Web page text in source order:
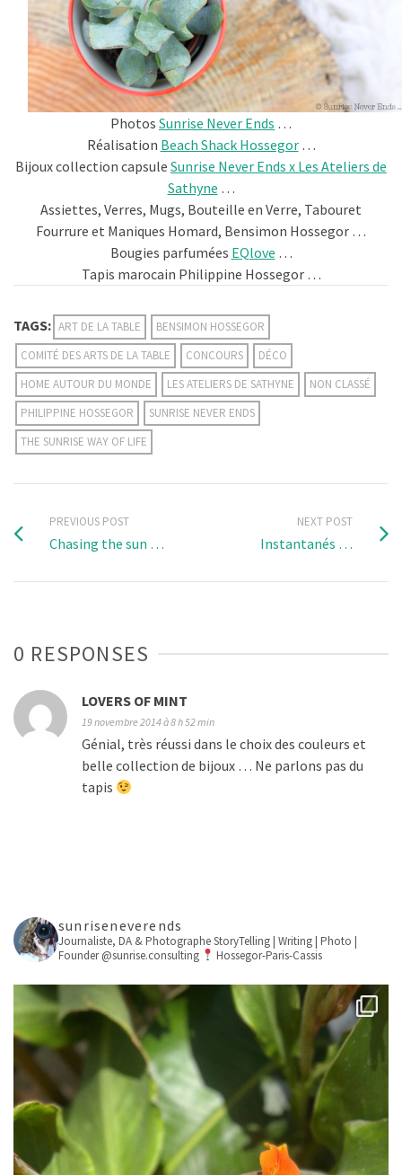
Photos Sunrise Never Ends …
Réalisation Beach Shack Hossegor…
Bijoux collection capsule Sunrise Never Ends x Les Ateliers de
Sathyne …
Assiettes, Verres, Mugs, Bouteille en Verre, Tabouret
Fourrure et Maniques Homard, Bensimon Hossegor …
Bougies parfumées EQlove …
Tapis marocain Philippine Hossegor …
TAGS: ART DE LA TABLE
BENSIMON HOSSEGOR
COMITÉ DES ARTS DE LA TABLE
CONCOURS
DÉCO
HOME AUTOUR DU MONDE
LES ATELIERS DE SATHYNE
NON CLASSÉ
PHILIPPINE HOSSEGOR
SUNRISE NEVER ENDS
THE SUNRISE WAY OF LIFE
PREVIOUS POST
Chasing the sun …
NEXT POST
Instantanés …
0 RESPONSES
LOVERS OF MINT
19 novembre 2014 à 8 h 52 min
Génial, très réussi dans le choix des couleurs et
belle collection de bijoux … Ne parlons pas du
tapis
sunriseneverends
Journaliste, DA & PhotographeStoryTelling | Writing | Photo |
Founder @sunrise.consulting
Hossegor-Paris-Cassis